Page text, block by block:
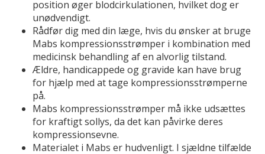
position øger blodcirkulationen, hvilket dog er
unødvendigt.
Rådfør dig med din læge, hvis du ønsker at bruge
Mabs kompressionsstrømper i kombination med
medicinsk behandling af en alvorlig tilstand.
Ældre, handicappede og gravide kan have brug
for hjælp med at tage kompressionsstrømperne
på.
Mabs kompressionsstrømper må ikke udsættes
for kraftigt sollys, da det kan påvirke deres
kompressionsevne.
Materialet i Mabs er hudvenligt. I sjældne tilfælde